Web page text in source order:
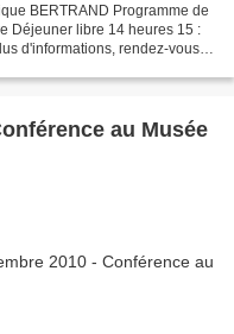
BERTRAND Programme de
Déjeuner libre 14 heures 15 :
d'informations, rendez-vous
au Musée